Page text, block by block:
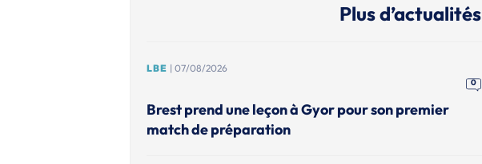
Plus d’actualités
LBE | 07/08/2026
0
Brest prend une leçon à Gyor pour son premier
match de préparation